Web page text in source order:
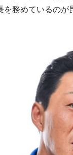
務めているのが